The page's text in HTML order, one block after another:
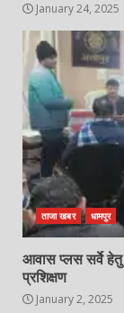
January 24, 2025
ताजा खबर धामपुर
आवास प्लस सर्वे हेतु
प्रशिक्षण
January 2, 2025